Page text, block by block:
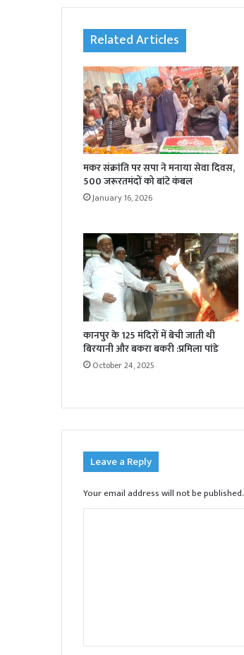
Related Articles
मकर संक्रांति पर सपा ने मनाया सेवा दिवस,
500 जरूरतमंदों को बांटे कंबल
January 16, 2026
कानपुर के 125 मंदिरों में बेची जाती थी
बिरयानी और बकरा बकरी :प्रमिला पांडे
October 24, 2025
Leave a Reply
Your email address will not be published.
t